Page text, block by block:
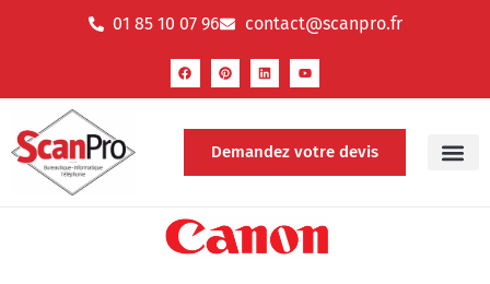
01 85 10 07 96 contact@scanpro.fr
Demandez votre devis